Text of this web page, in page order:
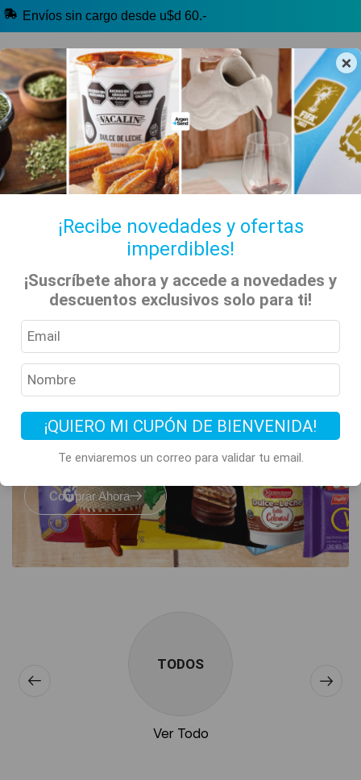
×
¡Recibe novedades y ofertas
imperdibles!
¡Suscríbete ahora y accede a novedades y
descuentos exclusivos solo para ti!
¡QUIERO MI CUPÓN DE BIENVENIDA!
Te enviaremos un correo para validar tu email.
Envíos sin cargo desde u$d 60.-
🔥 Alfajores y Golosinas
🧉 Clásicos argentinos 🏷️ Todas las categorías
Inicio Tienda Deportes Club Independiente
Todos los clásicos
de Argentina
están acá
Comprar Ahora
TODOS
Ver Todo